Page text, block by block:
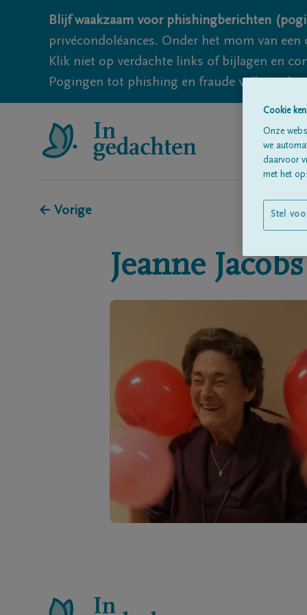
Blijf waakzaam voor phishingberichten
privécondoléances. Onder het mom van
Klik niet op verdachte links of bijlagen en
Pogingen tot phishing en fraude vallen
← Vorige
Jeanne Jacobs
Cookie
Onze
we
daarvoor
met het
Stel